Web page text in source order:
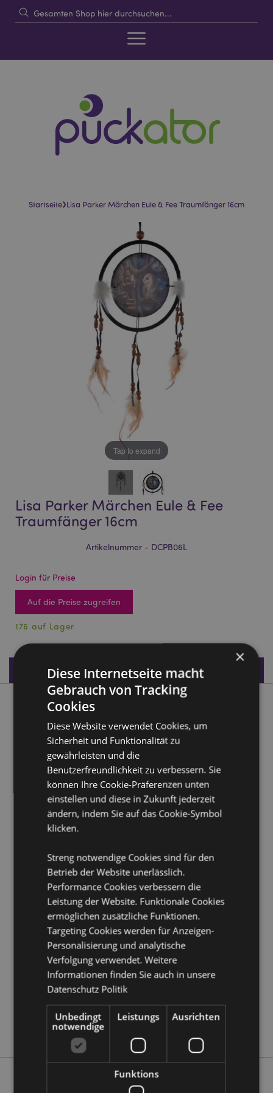
Startseite›Lisa Parker Märchen Eule & Fee Traumfänger 16cm
Tap to expand
Lisa Parker Märchen Eule & Fee
Traumfänger 16cm
Artikelnummer - DCPB06L
Login für Preise
Auf die Preise zugreifen
176 auf Lager
Produktdaten
Produktbeschreibung
Lisa Parker Märchen Eule & Fee Traumfänger 16cm
Material:Stoff, Federn und Plastik
Lizenz-Informationen:Dieses Produkt ist vollständig
lizenziert und kann weltweit verkauft werden.
Produkttressourcen:
Möchten Sie mehr über den Einkauf bei Puckator
Kundeninformationen.
Produktattribute
Information
Höhe 36cm Tiefe 1cm Durchmesser 16cm
5055071746864
144
0.038000
Keine
Keine
Keine
Lisa Parker
×
Diese Internetseite macht
Gebrauch von Tracking
Cookies
Diese Website verwendet Cookies, um
Sicherheit und Funktionalität zu
gewährleisten und die
Benutzerfreundlichkeit zu verbessern. Sie
können Ihre Cookie-Präferenzen unten
einstellen und diese in Zukunft jederzeit
ändern, indem Sie auf das Cookie-Symbol
klicken.
Streng notwendige Cookies sind für den
Betrieb der Website unerlässlich.
Performance Cookies verbessern die
Leistung der Website. Funktionale Cookies
ermöglichen zusätzliche Funktionen.
Targeting Cookies werden für Anzeigen-
Personalisierung und analytische
Verfolgung verwendet. Weitere
Informationen finden Sie auch in unsere
Datenschutz Politik
Unbedingt
notwendige
Leistungs Ausrichten
Funktions